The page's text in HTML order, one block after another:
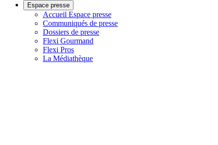
Espace presse
Accueil Espace presse
Communiqués de presse
Dossiers de presse
Flexi Gourmand
Flexi Pros
La Médiathèque